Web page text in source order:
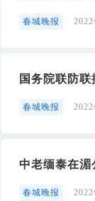
春城晚报 2022
国务院联防
春城晚报 2022
中老缅泰在
春城晚报 2022